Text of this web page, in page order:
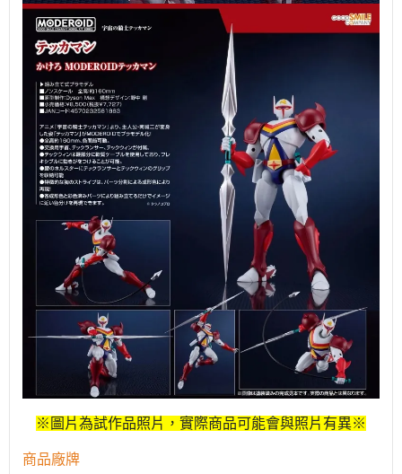
※圖片為試作品照片，實際商品可能會與照片有異※
商品廠牌